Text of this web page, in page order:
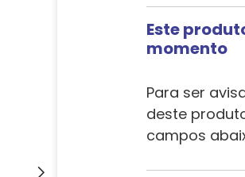
Este
momento
Para ser
deste
campos